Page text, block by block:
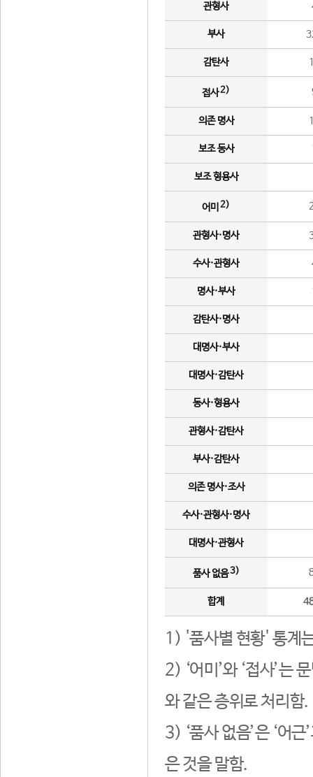
관형사
부사
감탄사
접사2)
의존 명사
보조 동사
보조 형용사
어미 2)
관형사·명사
수사·관형사
명사·부사
감탄사·명사
대명사·부사
대명사·감탄사
동사·형용사
관형사·감탄사
부사·감탄사
의존 명사·조사
수사·관형사·명사
대명사·관형사
품사 없음3)
합계
1) '품사별 현황' 통계
2) ‘어미’와 ‘접사’는
와 같은 층위로 처리함.
3) ‘품사 없음’은 ‘어
은 것을 말함.